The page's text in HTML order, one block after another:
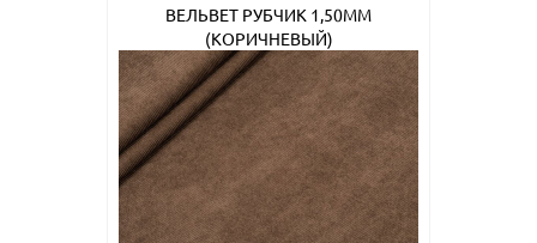
ВЕЛЬВЕТ РУБЧИК 1,50ММ
(КОРИЧНЕВЫЙ)